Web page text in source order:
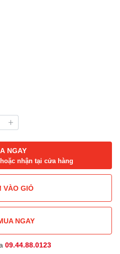
NGAY
nhận tại cửa hàng
VÀO GIỎ
NGAY
09.44.88.0123